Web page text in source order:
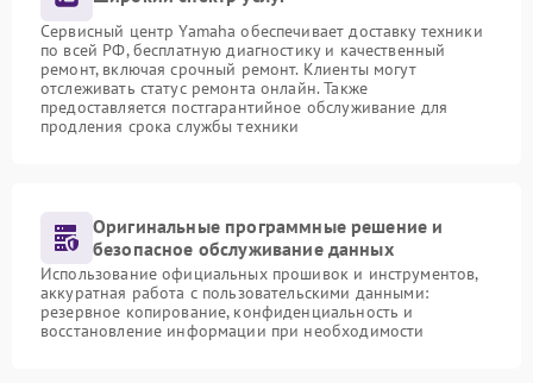
Сервисный центр Yamaha обеспечивает доставку техники
по всей РФ, бесплатную диагностику и качественный
ремонт, включая срочный ремонт. Клиенты могут
отслеживать статус ремонта онлайн. Также
предоставляется постгарантийное обслуживание для
продления срока службы техники
Оригинальные программные решение и
безопасное обслуживание данных
Использование официальных прошивок и инструментов,
аккуратная работа с пользовательскими данными:
резервное копирование, конфиденциальность и
восстановление информации при необходимости